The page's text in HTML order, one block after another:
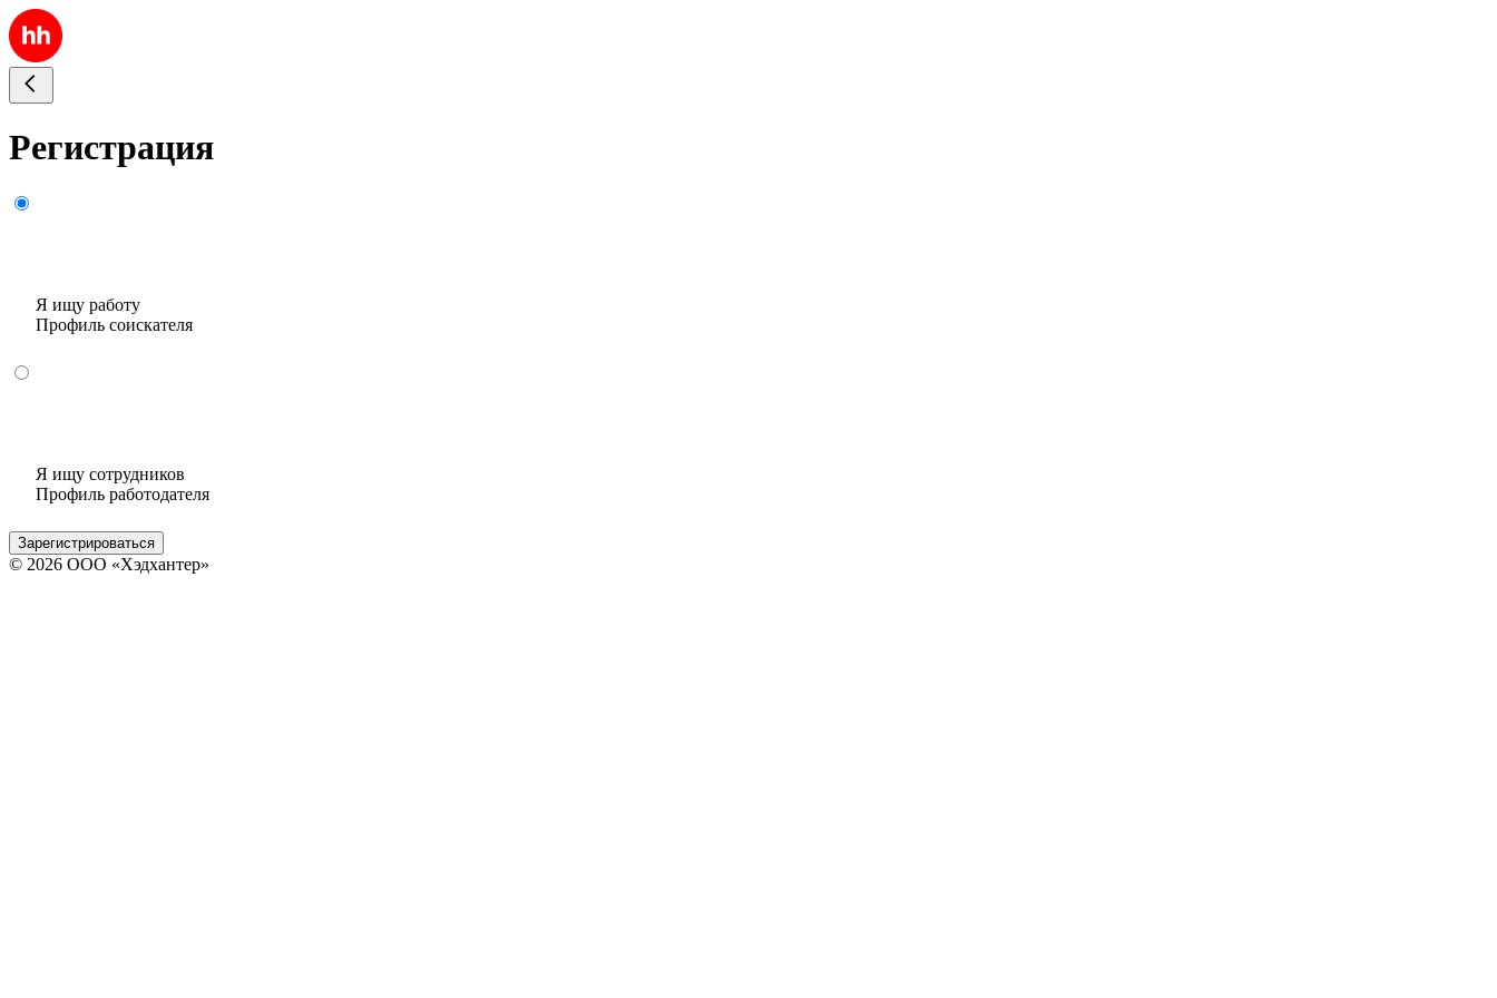
Регистрация
Я ищу работу
Профиль соискателя
Я ищу сотрудников
Профиль работодателя
Зарегистрироваться
© 2026 ООО «Хэдхантер»